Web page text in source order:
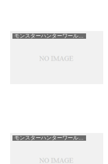
モンスターハンターワールド MHW
モンスターハンターワールド MHW